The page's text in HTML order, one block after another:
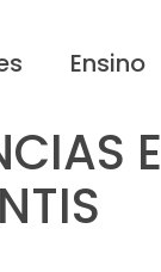
Ensino
E